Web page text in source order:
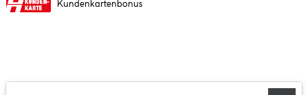
Kundenkartenbonus